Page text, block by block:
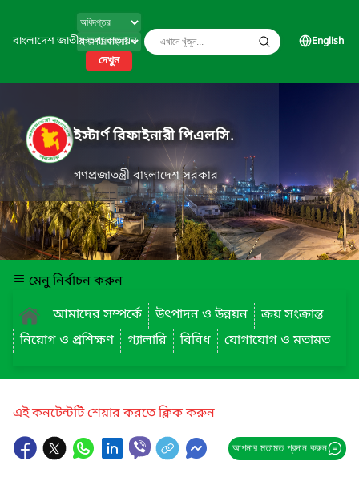
বাংলাদেশ জাতীয় তথ্য বাতায়ন
দেখুন
English
ইস্টার্ণ রিফাইনারী পিএলসি.
গণপ্রজাতন্ত্রী বাংলাদেশ সরকার
মেনু নির্বাচন করুন
আমাদের সম্পর্কে
উৎপাদন ও উন্নয়ন
ক্রয় সংক্রান্ত
নিয়োগ ও প্রশিক্ষণ
গ্যালারি বিবিধ যোগাযোগ ও মতামত
এই কনটেন্টটি শেয়ার করতে ক্লিক করুন
আপনার মতামত প্রদান করুন